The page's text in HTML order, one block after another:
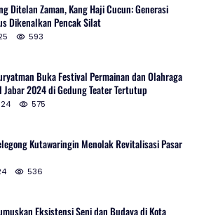
Ditelan Zaman, Kang Haji Cucun: Generasi
Dikenalkan Pencak Silat
593
Buka Festival Permainan dan Olahraga
Jabar 2024 di Gedung Teater Tertutup
575
Kutawaringin Menolak Revitalisasi Pasar
536
Eksistensi Seni dan Budaya di Kota